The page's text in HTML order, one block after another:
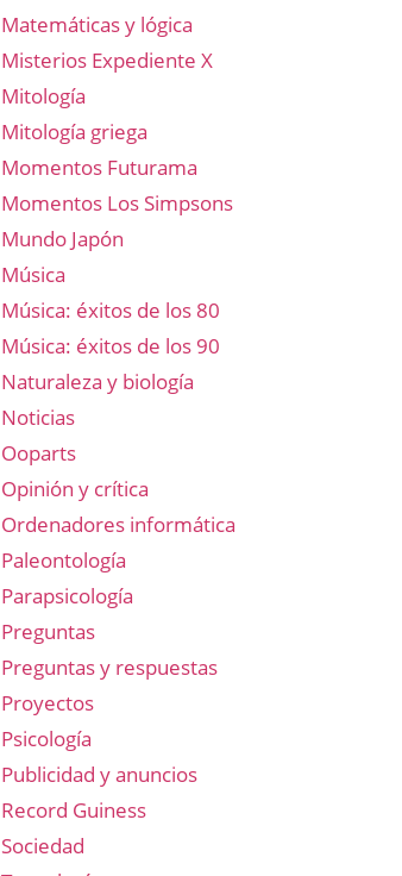
Matemáticas y lógica
Misterios Expediente X
Mitología
Mitología griega
Momentos Futurama
Momentos Los Simpsons
Mundo Japón
Música
Música: éxitos de los 80
Música: éxitos de los 90
Naturaleza y biología
Noticias
Ooparts
Opinión y crítica
Ordenadores informática
Paleontología
Parapsicología
Preguntas
Preguntas y respuestas
Proyectos
Psicología
Publicidad y anuncios
Record Guiness
Sociedad